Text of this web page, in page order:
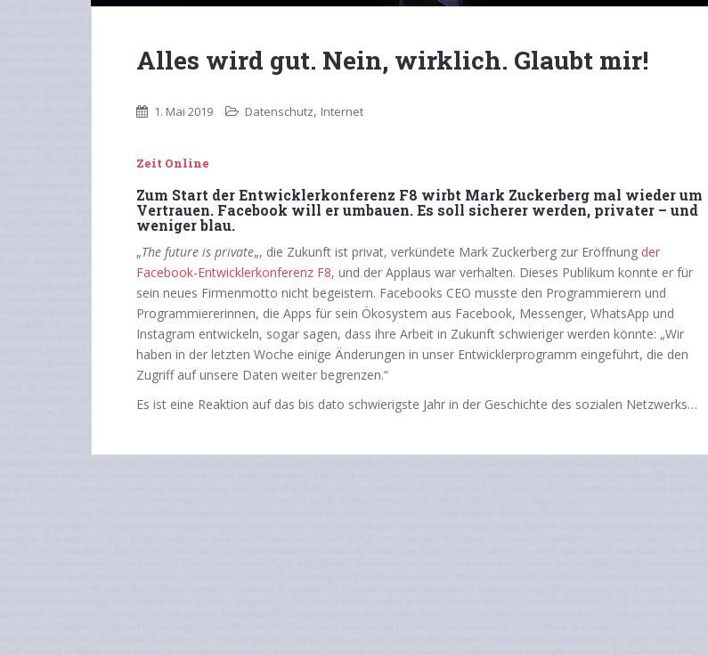
Alles wird gut. Nein, wirklich. Glaubt mir!
1. Mai 2019 Datenschutz, Internet
Zeit Online
Zum Start der Entwicklerkonferenz F8 wirbt Mark Zuckerberg mal wieder um
Vertrauen. Facebook will er umbauen. Es soll sicherer werden, privater – und
weniger blau.
„The future is private„, die Zukunft ist privat, verkündete Mark Zuckerberg zur Eröffnung der
Facebook-Entwicklerkonferenz F8, und der Applaus war verhalten. Dieses Publikum konnte er für
sein neues Firmenmotto nicht begeistern. Facebooks CEO musste den Programmierern und
Programmiererinnen, die Apps für sein Ökosystem aus Facebook, Messenger, WhatsApp und
Instagram entwickeln, sogar sagen, dass ihre Arbeit in Zukunft schwieriger werden könnte: „Wir
haben in der letzten Woche einige Änderungen in unser Entwicklerprogramm eingeführt, die den
Zugriff auf unsere Daten weiter begrenzen.“
Es ist eine Reaktion auf das bis dato schwierigste Jahr in der Geschichte des sozialen Netzwerks…